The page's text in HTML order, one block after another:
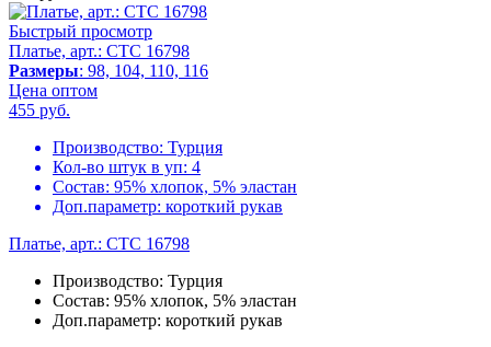
Быстрый просмотр
Платье, арт.: CTC 16798
Размеры: 98, 104, 110, 116
Цена оптом
455 руб.
Производство: Турция
Кол-во штук в уп: 4
Состав: 95% хлопок, 5% эластан
Доп.параметр: короткий рукав
Платье, арт.: CTC 16798
Производство: Турция
Состав: 95% хлопок, 5% эластан
Доп.параметр: короткий рукав